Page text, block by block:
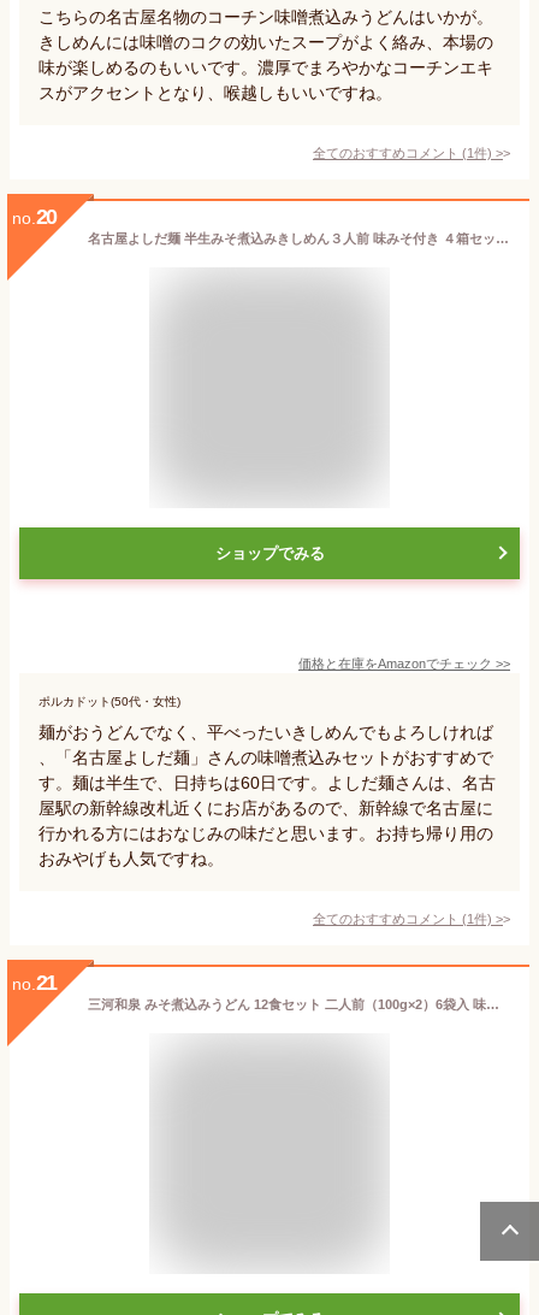
こちらの名古屋名物のコーチン味噌煮込みうどんはいかが。
きしめんには味噌のコクの効いたスープがよく絡み、本場の
味が楽しめるのもいいです。濃厚でまろやかなコーチンエキ
スがアクセントとなり、喉越しもいいですね。
全てのおすすめコメント (1件) >
no. 20
名古屋よしだ麺 半生みそ煮込みきしめん３人前 味みそ付き ４箱セット【製造元直売価格】
ショップでみる
価格と在庫をAmazonでチェック >>
ポルカドット(50代・女性)
麺がおうどんでなく、平べったいきしめんでもよろしければ
、「名古屋よしだ麺」さんの味噌煮込みセットがおすすめで
す。麺は半生で、日持ちは60日です。よしだ麺さんは、名古
屋駅の新幹線改札近くにお店があるので、新幹線で名古屋に
行かれる方にはおなじみの味だと思います。お持ち帰り用の
おみやげも人気ですね。
全てのおすすめコメント (1件) >
no. 21
三河和泉 みそ煮込みうどん 12食セット 二人前（100g×2）6袋入 味噌 煮込み うどん 和泉 送料無料